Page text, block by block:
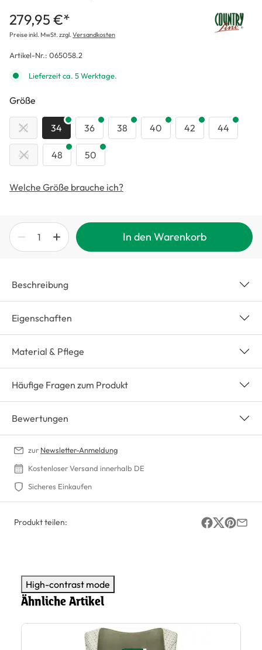
279,95 €*
Preise inkl. MwSt. zzgl.Versandkosten
Artikel-Nr.: 065058.2
Lieferzeit ca. 5 Werktage.
Größe
32 34 36 38 40 42 44
46 48 50
Welche Größe brauche ich?
In den Warenkorb
Beschreibung
Eigenschaften
Material & Pflege
Häufige Fragen zum Produkt
Bewertungen
zur Newsletter-Anmeldung
Kostenloser Versand innerhalb DE
Sicheres Einkaufen
Produkt teilen:
High-contrast mode
Ähnliche Artikel